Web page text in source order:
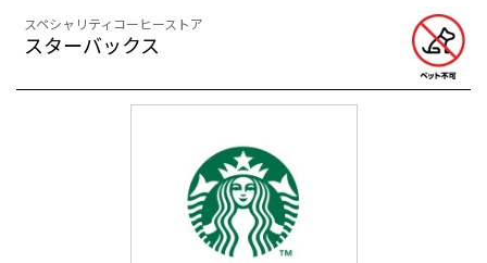
スペシャリティコーヒーストア
スターバックス